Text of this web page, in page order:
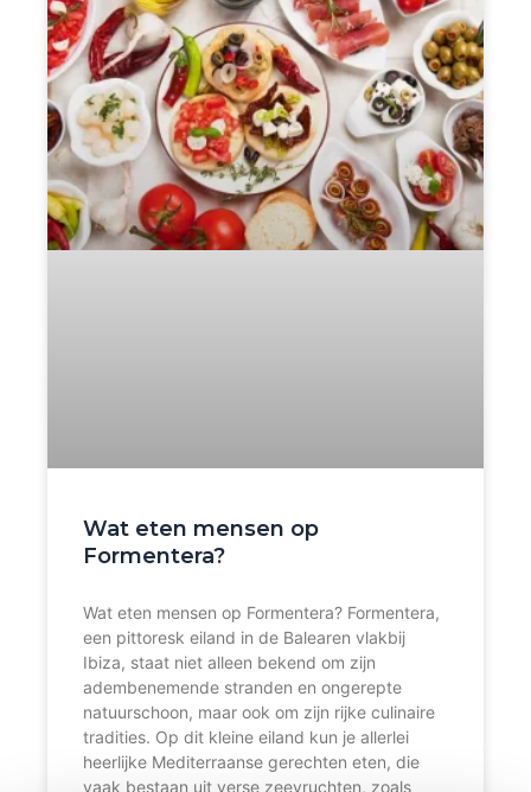
Wat eten mensen op
Formentera?
Wat eten mensen op Formentera? Formentera,
een pittoresk eiland in de Balearen vlakbij
Ibiza, staat niet alleen bekend om zijn
adembenemende stranden en ongerepte
natuurschoon, maar ook om zijn rijke culinaire
tradities. Op dit kleine eiland kun je allerlei
heerlijke Mediterraanse gerechten eten, die
vaak bestaan uit verse zeevruchten, zoals